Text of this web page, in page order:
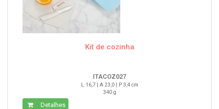
Kit de cozinha
ITACOZ027
L 16,7 | A 23,0 | P 3,4 cm
340 g
Detalhes